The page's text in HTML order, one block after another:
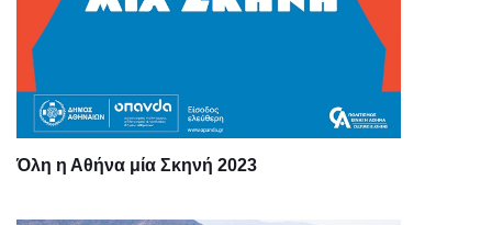
Όλη η Αθήνα μία Σκηνή 2023